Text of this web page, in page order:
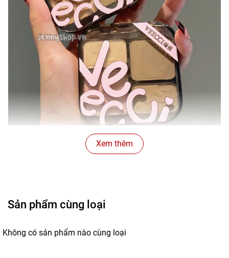
đường mũi thanh thoát, mũi cao.
Xem thêm
Sản phẩm cùng loại
Không có sản phẩm nào cùng loại